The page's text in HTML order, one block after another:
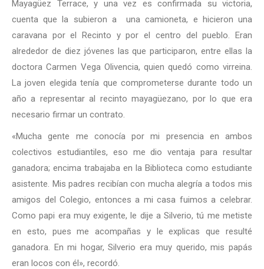
Mayagüez Terrace, y una vez es confirmada su victoria,
cuenta que la subieron a una camioneta, e hicieron una
caravana por el Recinto y por el centro del pueblo. Eran
alrededor de diez jóvenes las que participaron, entre ellas la
doctora Carmen Vega Olivencia, quien quedó como virreina.
La joven elegida tenía que comprometerse durante todo un
año a representar al recinto mayagüezano, por lo que era
necesario firmar un contrato.
«Mucha gente me conocía por mi presencia en ambos
colectivos estudiantiles, eso me dio ventaja para resultar
ganadora; encima trabajaba en la Biblioteca como estudiante
asistente. Mis padres recibían con mucha alegría a todos mis
amigos del Colegio, entonces a mi casa fuimos a celebrar.
Como papi era muy exigente, le dije a Silverio, tú me metiste
en esto, pues me acompañas y le explicas que resulté
ganadora. En mi hogar, Silverio era muy querido, mis papás
eran locos con él», recordó.